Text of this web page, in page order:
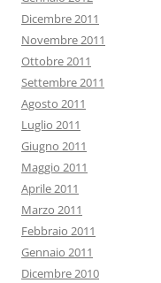
Dicembre 2011
Novembre 2011
Ottobre 2011
Settembre 2011
Agosto 2011
Luglio 2011
Giugno 2011
Maggio 2011
Aprile 2011
Marzo 2011
Febbraio 2011
Gennaio 2011
Dicembre 2010